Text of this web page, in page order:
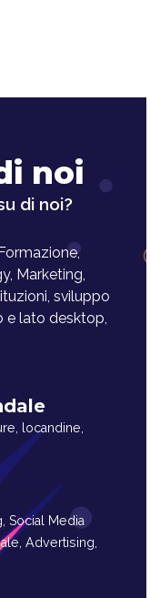
noi
di noi?
Marketing,
sviluppo
lato desktop,
locandine,
Social Media
Advertising,